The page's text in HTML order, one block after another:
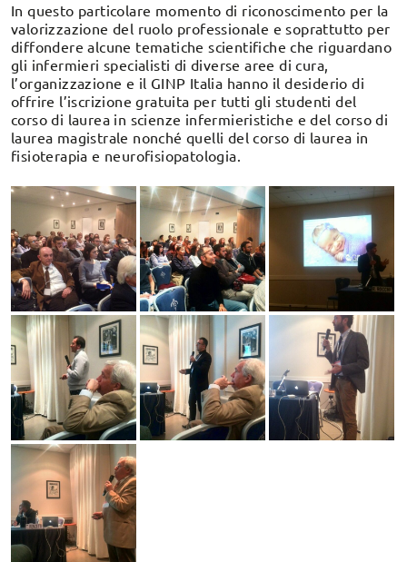
In questo particolare momento di riconoscimento per la
valorizzazione del ruolo professionale e soprattutto per
diffondere alcune tematiche scientifiche che riguardano
gli infermieri specialisti di diverse aree di cura,
l’organizzazione e il GINP Italia hanno il desiderio di
offrire l’iscrizione gratuita per tutti gli studenti del
corso di laurea in scienze infermieristiche e del corso di
laurea magistrale nonché quelli del corso di laurea in
fisioterapia e neurofisiopatologia.